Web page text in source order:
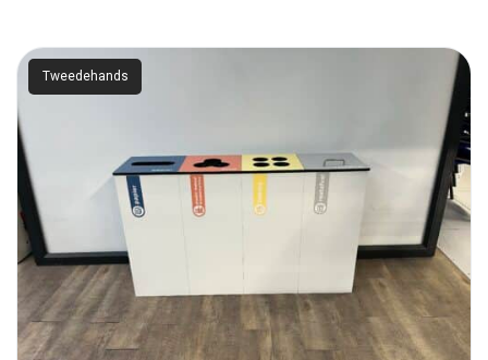
Tweedehands